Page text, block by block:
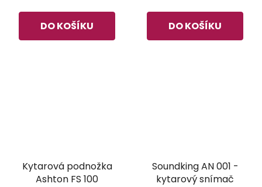
DO KOŠÍKU DO KOŠÍKU
Kytarová podnožka
Ashton FS 100
Soundking AN 001 -
kytarový snímač